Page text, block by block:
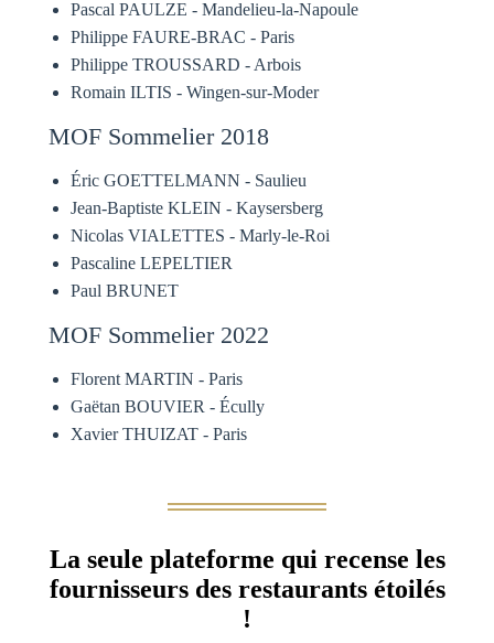
Pascal PAULZE - Mandelieu-la-Napoule
Philippe FAURE-BRAC - Paris
Philippe TROUSSARD - Arbois
Romain ILTIS - Wingen-sur-Moder
MOF Sommelier 2018
Éric GOETTELMANN - Saulieu
Jean-Baptiste KLEIN - Kaysersberg
Nicolas VIALETTES - Marly-le-Roi
Pascaline LEPELTIER
Paul BRUNET
MOF Sommelier 2022
Florent MARTIN - Paris
Gaëtan BOUVIER - Écully
Xavier THUIZAT - Paris
La seule plateforme qui recense les
fournisseurs des restaurants étoilés
!